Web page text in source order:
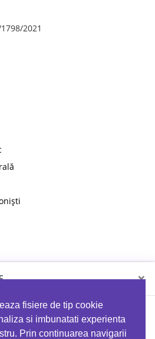
fisiere de tip cookie
si imbunatati experienta
Prin continuarea navigarii
2021
×